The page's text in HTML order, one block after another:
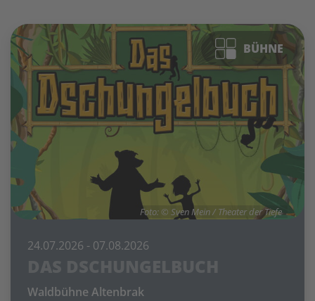
BÜHNE
Foto: © Sven Mein / Theater der Tiefe
24.07.2026 - 07.08.2026
Waldbühne Altenbrak